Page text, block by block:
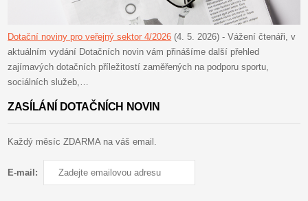
Dotační noviny pro veřejný sektor 4/2026 (4. 5. 2026) - Vážení čtenáři, v
aktuálním vydání Dotačních novin vám přinášíme další přehled
zajímavých dotačních příležitostí zaměřených na podporu sportu,
sociálních služeb,…
ZASÍLÁNÍ DOTAČNÍCH NOVIN
Každý měsíc ZDARMA na váš email.
E-mail: